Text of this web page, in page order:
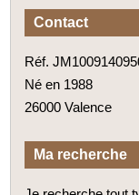
Contact
Réf.
Né en 1988
26000 Valence
Ma recherche